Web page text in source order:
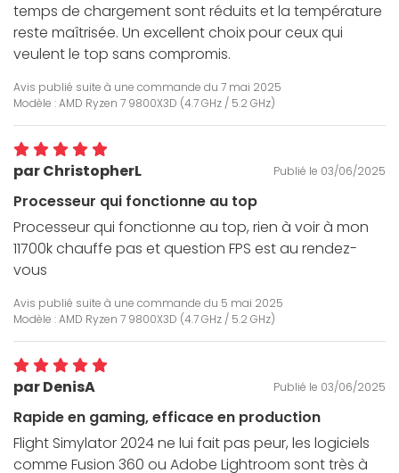
temps de chargement sont réduits et la température
reste maîtrisée. Un excellent choix pour ceux qui
veulent le top sans compromis.
Avis publié suite à une commande du 7 mai 2025
Modèle : AMD Ryzen 7 9800X3D (4.7 GHz / 5.2 GHz)
par ChristopherL Publié le 03/06/2025
Processeur qui fonctionne au top
Processeur qui fonctionne au top, rien à voir à mon
11700k chauffe pas et question FPS est au rendez-
vous
Avis publié suite à une commande du 5 mai 2025
Modèle : AMD Ryzen 7 9800X3D (4.7 GHz / 5.2 GHz)
par DenisA Publié le 03/06/2025
Rapide en gaming, efficace en production
Flight Simylator 2024 ne lui fait pas peur, les logiciels
comme Fusion 360 ou Adobe Lightroom sont très à